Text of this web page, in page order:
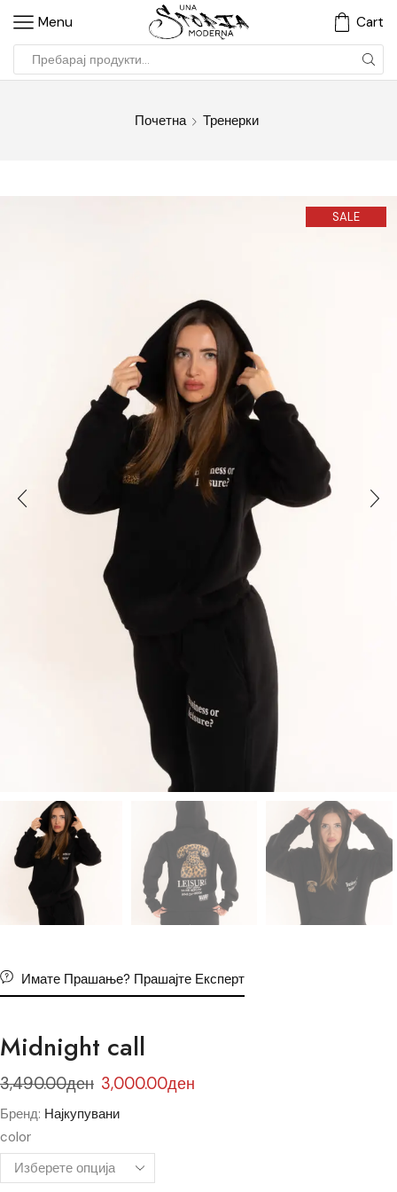
Menu Cart
Почетна Тренерки
SALE
Имате Прашање? Прашајте Експерт
Midnight call
3,490.00ден 3,000.00ден
Бренд: Најкупувани
color